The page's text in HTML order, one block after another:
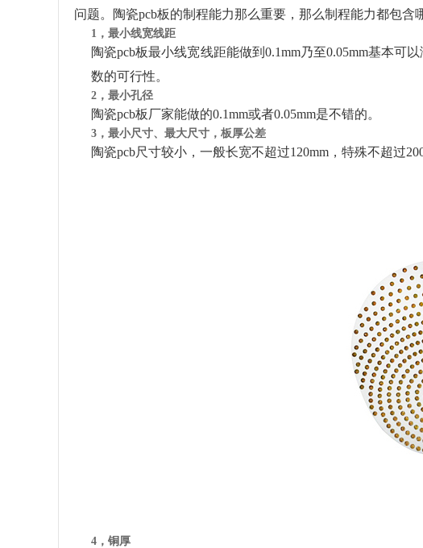
问题。陶瓷pcb板的制程能力那么重要，那么制程能力都包含
1，最小线宽线距
陶瓷pcb板最小线宽线距能做到0.1mm乃至0.05mm基本可
数的可行性。
2，最小孔径
陶瓷pcb板厂家能做的0.1mm或者0.05mm是不错的。
3，最小尺寸、最大尺寸，板厚公差
陶瓷pcb尺寸较小，一般长宽不超过120mm，特殊不超过
4，铜厚